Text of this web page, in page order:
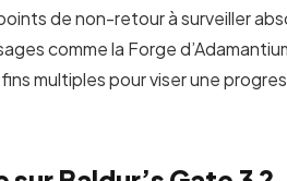
de non-retour à surveiller
comme la Forge
multiples pour viser une